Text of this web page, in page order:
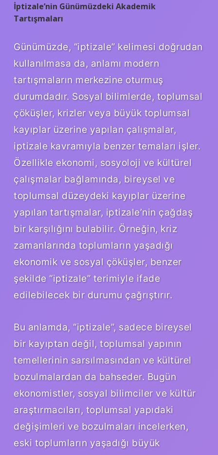
İptizale’nin Günümüzdeki Akademik
Tartışmaları
Günümüzde, “iptizale” kelimesi doğrudan
kullanılmasa da, anlamı modern
tartışmaların merkezine oturmuş
durumdadır. Sosyal bilimlerde, toplumsal
çöküşler, krizler veya büyük toplumsal
kayıplar üzerine yapılan çalışmalar,
iptizale kavramıyla benzer temaları işler.
Özellikle ekonomi, sosyoloji ve kültürel
çalışmalar bağlamında, bireysel ve
toplumsal düzeydeki kayıplar üzerine
yapılan tartışmalar, iptizale’nin çağdaş
bir karşılığını bulabilir. Örneğin, kriz
zamanlarında toplumların yaşadığı
ekonomik ve sosyal çöküşler, benzer
şekilde “iptizale” terimiyle ifade
edilebilecek bir durumu çağrıştırır.
Bu anlamda, “iptizale”, sadece bireysel
bir kayıptan değil, toplumsal yapının
temellerinin sarsılmasından ve kültürel
bozulmalardan da bahseder. Bugün
ekonomistler, sosyal bilimciler ve kültür
araştırmacıları, toplumsal yapıdaki
değişimleri ve bozulmaları incelerken,
eski toplumların yaşadığı büyük